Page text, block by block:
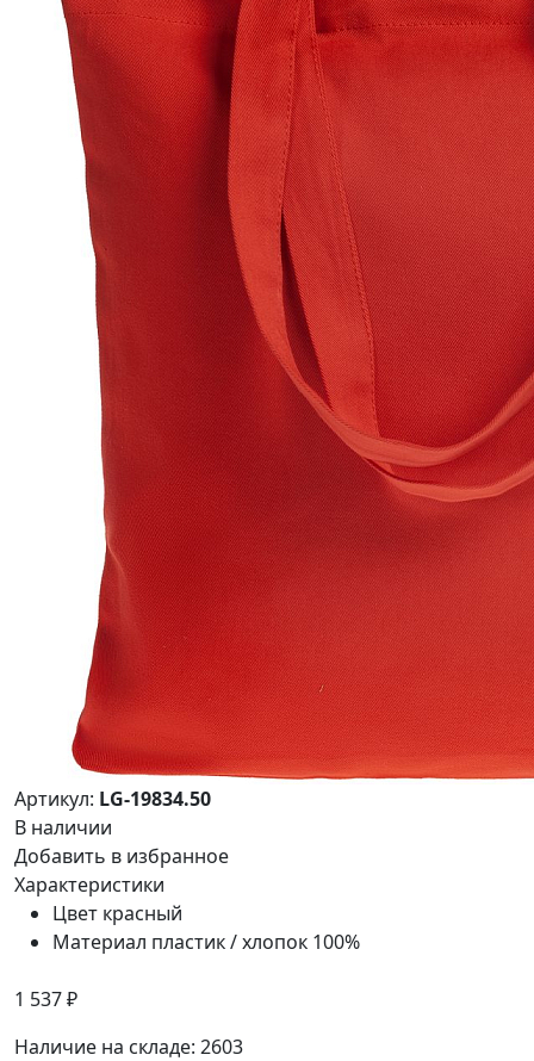
Артикул: LG-19834.50
В наличии
Добавить в избранное
Характеристики
Цвет красный
Материал пластик / хлопок 100%
1 537 ₽
Наличие на складе: 2603